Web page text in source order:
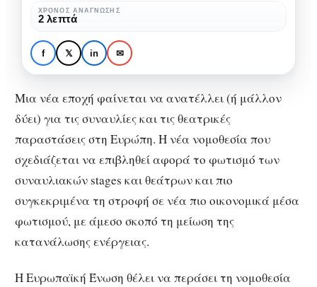
MUSIC NEWS ΜΟΥΣΙΚΉ
Αλλαγή στον κανονισμό
του φωτισμού στα
ευρωπαϊκά stages
φωτισμού
στα
ευρωπαϊκά
stages
ΧΡΌΝΟΣ ΑΝΆΓΝΩΣΗΣ
2 λεπτά
f 𝕏 in ✉
Μια νέα εποχή φαίνεται να ανατέλλει (ή μάλλον
δύει) για τις συναυλίες και τις θεατρικές
παραστάσεις στη Ευρώπη. Η νέα νομοθεσία που
σχεδιάζεται να επιβληθεί αφορά το φωτισμό των
συναυλιακών stages και θεάτρων και πιο
συγκεκριμένα τη στροφή σε νέα πιο οικονομικά μέσα
φωτισμού, με άμεσο σκοπό τη μείωση της
κατανάλωσης ενέργειας.
Η Ευρωπαϊκή Ένωση θέλει να περάσει τη νομοθεσία